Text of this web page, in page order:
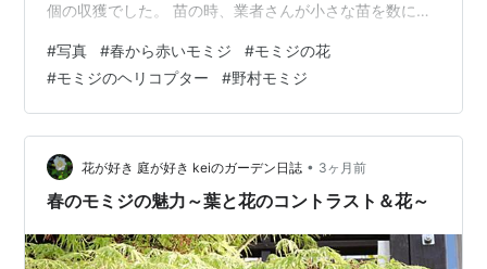
個の収獲でした。 苗の時、業者さんが小さな苗を数に入
の小さな花がたくさん咲いていました。 今、我が家にあ
るのは春から赤くなるモミジで野村モミジという品種か
と。 日当たりの悪い場所に枝を伸ばしている部分の葉っ
ぱは、真っ赤に色づきませんけど。 花弁とガクは５枚雄
しべ８本、雌しべ1ぽんで雄花と両性花が混じって咲く雌
雄同株です。 大きく切れ込んだ…
#写真 #春から赤いモミジ #モミジの花
#モミジのヘリコプター #野村モミジ
花が好き 庭が好き keiのガーデン日誌 • 3ヶ月前
春のモミジの魅力～葉と花のコントラスト＆花～